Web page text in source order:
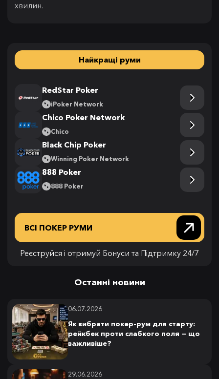
хвилин.
Найкращі руми
RedStar Poker
iPoker Network
Chico Poker Network
Chico
Black Chip Poker
Winning Poker Network
888 Poker
888 Poker
ВСІ ПОКЕР РУМИ
Реєструйся і отримуй Бонуси та Підтримку 24/7
Останні новини
06.07.2026
Як вибрати покер-рум для старту:
рейкбек проти слабкого поля — що
важливіше?
29.06.2026